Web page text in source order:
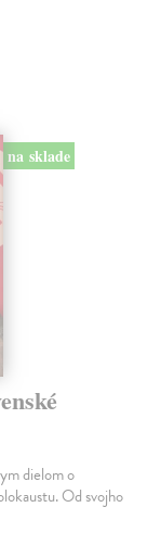
na sklade
dielom o
Od svojho